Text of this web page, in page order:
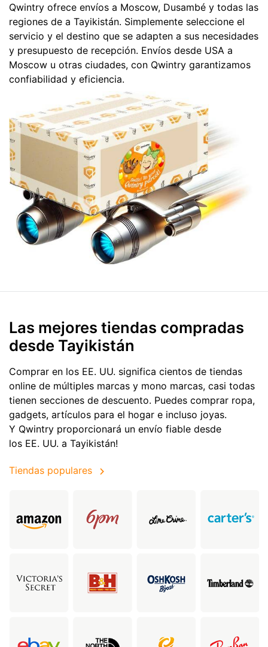
Qwintry ofrece envíos a Moscow, Dusambé y todas las
regiones de a Tayikistán. Simplemente seleccione el
servicio y el destino que se adapten a sus necesidades
y presupuesto de recepción. Envíos desde USA a
Moscow u otras ciudades, con Qwintry garantizamos
confiabilidad y eficiencia.
Las mejores tiendas compradas
desde Tayikistán
Comprar en los EE. UU. significa cientos de tiendas
online de múltiples marcas y mono marcas, casi todas
tienen secciones de descuento. Puedes comprar ropa,
gadgets, artículos para el hogar e incluso joyas.
Y Qwintry proporcionará un envío fiable desde
los EE. UU. a Tayikistán!
Tiendas populares